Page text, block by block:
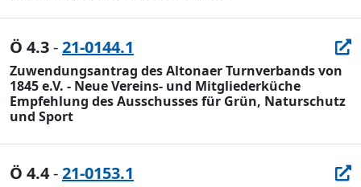
Ö 4.3-21-0144.1
Zuwendungsantrag des Altonaer Turnverbands von
1845 e.V. - Neue Vereins- und Mitgliederküche
Empfehlung des Ausschusses für Grün, Naturschutz
und Sport
Ö 4.4-21-0153.1